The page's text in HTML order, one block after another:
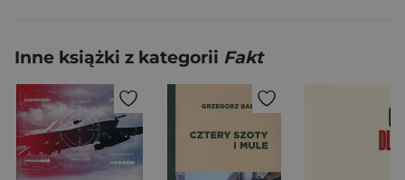
Inne książki z kategorii Fakt